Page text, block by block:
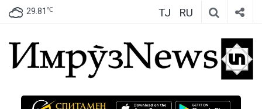
29.81 ℃ TJ RU
ИмрӯзNews